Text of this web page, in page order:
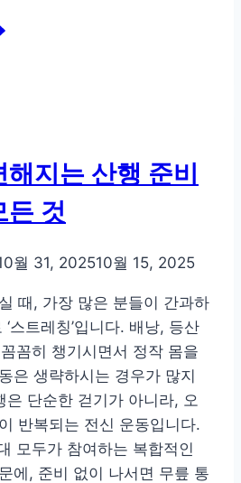
해지는 산행 준비
든 것
월 31, 202510월 15, 2025
때, 가장 많은 분들이 간과하
스트레칭’입니다. 배낭, 등산
꼼히 챙기시면서 정작 몸을
은 생략하시는 경우가 많지
은 단순한 걷기가 아니라, 오
반복되는 전신 운동입니다.
모두가 참여하는 복합적인
에, 준비 없이 나서면 무릎 통